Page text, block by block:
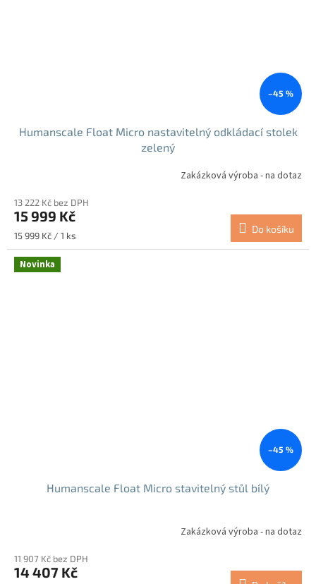
–45 %
Humanscale Float Micro nastavitelný odkládací stolek
zelený
Zakázková výroba - na dotaz
13 222 Kč bez DPH
15 999 Kč
Měrná
cena:
15 999 Kč / 1 ks
Do košíku
Novinka
–45 %
Humanscale Float Micro stavitelný stůl bílý
Zakázková výroba - na dotaz
11 907 Kč bez DPH
14 407 Kč